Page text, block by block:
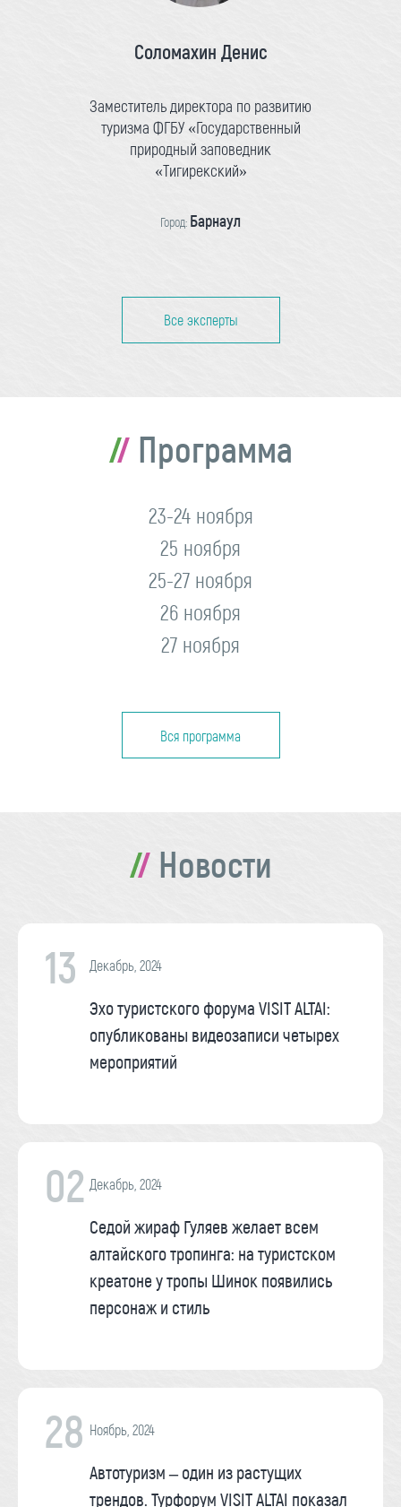
Соломахин Денис
Заместитель директора по развитию
туризма ФГБУ «Государственный
природный заповедник
«Тигирекский»
Город: Барнаул
Все эксперты
Программа
23-24 ноября
25 ноября
25-27 ноября
26 ноября
27 ноября
Вся программа
Новости
13 Декабрь, 2024
Эхо туристского форума VISIT ALTAI:
опубликованы видеозаписи четырех
мероприятий
02 Декабрь, 2024
Седой жираф Гуляев желает всем
алтайского тропинга: на туристском
креатоне у тропы Шинок появились
персонаж и стиль
28 Ноябрь, 2024
Автотуризм – один из растущих
трендов. Турфорум VISIT ALTAI показал